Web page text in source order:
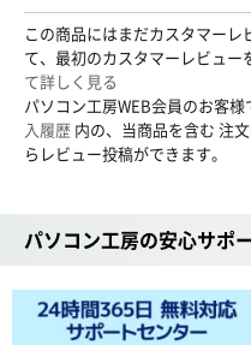
この商品にはまだカスタマー
て、最初のカスタマーレビュー
て詳しく見る
パソコン工房WEB会員のお客
入履歴 内の、当商品を含む 注
らレビュー投稿ができます。
パソコン工房の安心サポ